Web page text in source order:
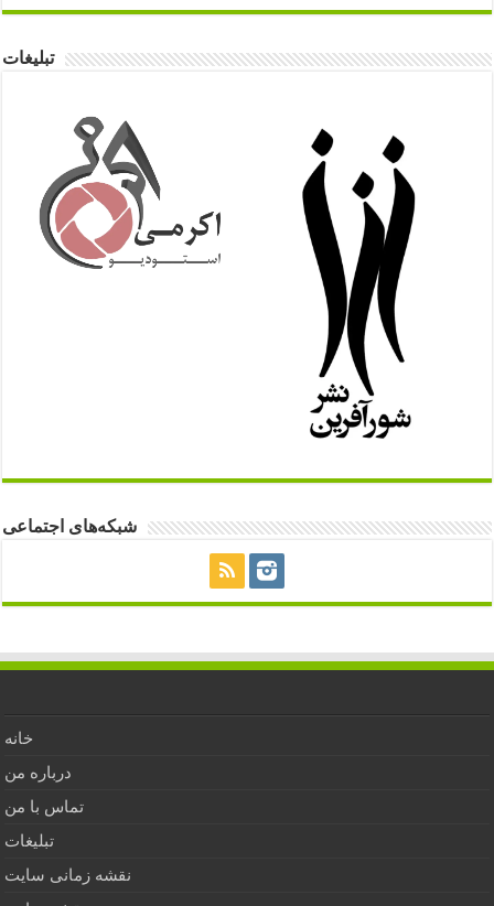
تبلیغات
شبکه‌های اجتماعی
خانه
درباره من
تماس با من
تبلیغات
نقشه زمانی سایت